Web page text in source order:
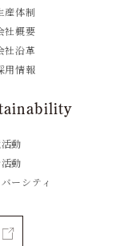
産体制
社概要
社沿革
用情報
動
動
ーシティ